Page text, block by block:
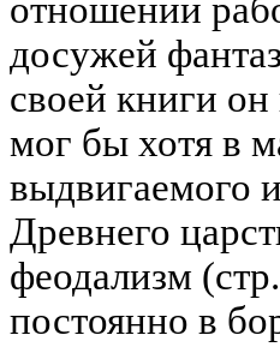
отношении
досужей
своей книги
мог бы хотя в
выдвигаемого
Древнего
феодализм
постоянно в